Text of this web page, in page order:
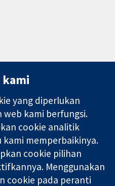
Hubungi kita
Berita
Pejabat
akhbar
Perihal Kami
Pekerjaan
Cochrane
kami
yang diperlukan
kami berfungsi.
cookie analitik
memperbaikinya.
cookie pilihan
Menggunakan
cookie pada peranti